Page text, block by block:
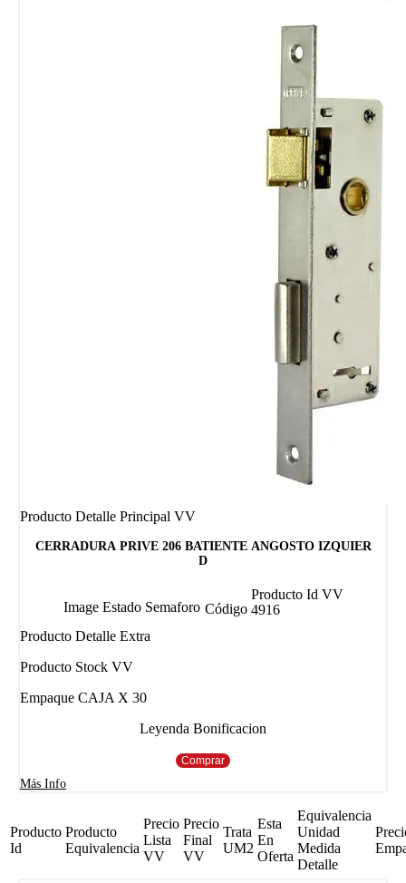
Producto Detalle Principal VV
CERRADURA PRIVE 206 BATIENTE ANGOSTO IZQUIER
D
Image Estado Semaforo Código
Producto Id VV
4916
Producto Detalle Extra
Producto Stock VV
Empaque CAJA X 30
Leyenda Bonificacion
Comprar
Más Info
Producto
Id
Producto
Equivalencia
Precio
Lista
VV
Precio
Final
VV
Trata
UM2
Esta
En
Oferta
Equivalencia
Unidad
Medida
Detalle